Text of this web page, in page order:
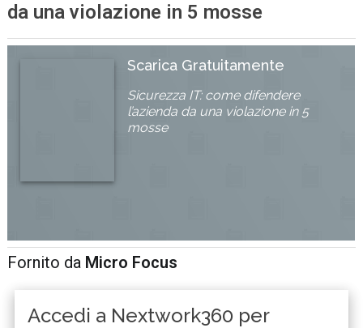
da una violazione in 5 mosse
Scarica Gratuitamente
Sicurezza IT: come difendere
l’azienda da una violazione in 5
mosse
Fornito da Micro Focus
Accedi a Nextwork360 per